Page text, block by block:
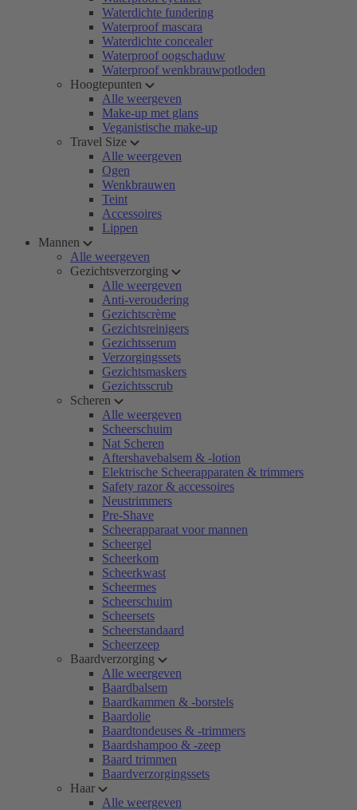
Waterdichte fundering
Waterproof mascara
Waterdichte concealer
Waterproof oogschaduw
Waterproof wenkbrauwpotloden
Hoogtepunten
Alle weergeven
Make-up met glans
Veganistische make-up
Travel Size
Alle weergeven
Ogen
Wenkbrauwen
Teint
Accessoires
Lippen
Mannen
Alle weergeven
Gezichtsverzorging
Alle weergeven
Anti-veroudering
Gezichtscrème
Gezichtsreinigers
Gezichtsserum
Verzorgingssets
Gezichtsmaskers
Gezichtsscrub
Scheren
Alle weergeven
Scheerschuim
Nat Scheren
Aftershavebalsem & -lotion
Elektrische Scheerapparaten & trimmers
Safety razor & accessoires
Neustrimmers
Pre-Shave
Scheerapparaat voor mannen
Scheergel
Scheerkom
Scheerkwast
Scheermes
Scheerschuim
Scheersets
Scheerstandaard
Scheerzeep
Baardverzorging
Alle weergeven
Baardbalsem
Baardkammen & -borstels
Baardolie
Baardtondeuses & -trimmers
Baardshampoo & -zeep
Baard trimmen
Baardverzorgingssets
Haar
Alle weergeven